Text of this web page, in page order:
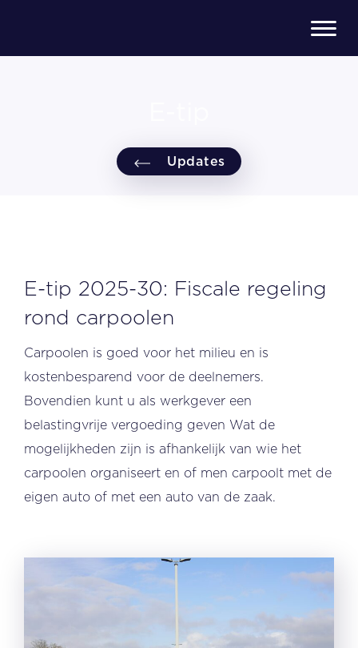
Updates
E-tip 2025-30: Fiscale regeling
rond carpoolen
Carpoolen is goed voor het milieu en is
kostenbesparend voor de deelnemers.
Bovendien kunt u als werkgever een
belastingvrije vergoeding geven Wat de
mogelijkheden zijn is afhankelijk van wie het
carpoolen organiseert en of men carpoolt met de
eigen auto of met een auto van de zaak.